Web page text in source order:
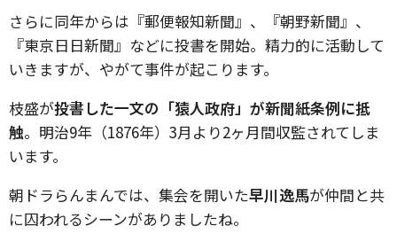
さらに同年からは『郵便報知新聞』、『朝野新聞』、
『東京日日新聞』などに投書を開始。精力的に活動して
いきますが、やがて事件が起こります。
枝盛が投書した一文の「猿人政府」が新聞紙条例に抵
触。明治9年（1876年） 3月より2ヶ月間収監されてしま
います。
朝ドラらんまんでは、集会を開いた早川逸馬が仲間と共
に囚われるシーンがありましたね。